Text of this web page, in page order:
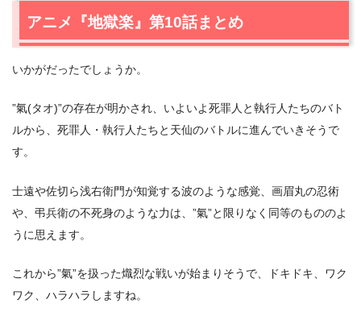
アニメ『地獄楽』第10話まとめ
いかがだったでしょうか。
”氣(タオ)”の存在が明かされ、いよいよ死罪人と執行人たちのバト
ルから、死罪人・執行人たちと天仙のバトルに進んでいきそうで
す。
士遠や佐切ら浅右衛門が知覚する波のような感覚、画眉丸の忍術
や、弔兵衛の不死身のような力は、”氣”と限りなく同等のもののよ
うに思えます。
これから”氣”を扱った熾烈な戦いが始まりそうで、ドキドキ、ワク
ワク、ハラハラしますね。